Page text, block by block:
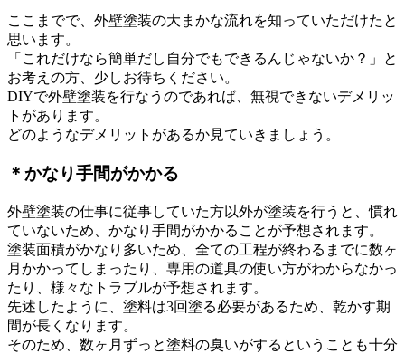
ここまでで、外壁塗装の大まかな流れを知っていただけたと
思います。
「これだけなら簡単だし自分でもできるんじゃないか？」と
お考えの方、少しお待ちください。
DIYで外壁塗装を行なうのであれば、無視できないデメリッ
トがあります。
どのようなデメリットがあるか見ていきましょう。
＊かなり手間がかかる
外壁塗装の仕事に従事していた方以外が塗装を行うと、慣れ
ていないため、かなり手間がかかることが予想されます。
塗装面積がかなり多いため、全ての工程が終わるまでに数ヶ
月かかってしまったり、専用の道具の使い方がわからなかっ
たり、様々なトラブルが予想されます。
先述したように、塗料は3回塗る必要があるため、乾かす期
間が長くなります。
そのため、数ヶ月ずっと塗料の臭いがするということも十分